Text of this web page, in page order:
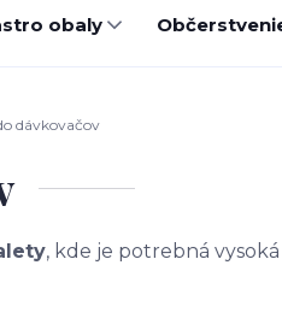
obaly
dávkovačov
, kde je potrebná